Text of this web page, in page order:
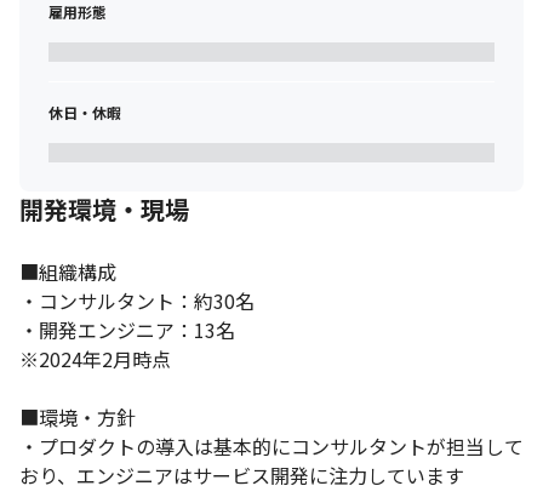
雇用形態
休日・休暇
開発環境・現場
■組織構成
・コンサルタント：約30名
・開発エンジニア：13名
※2024年2月時点
■環境・方針
・プロダクトの導入は基本的にコンサルタントが担当して
おり、エンジニアはサービス開発に注力しています